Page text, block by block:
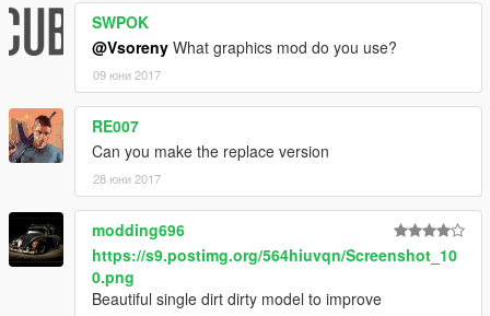
SWPOK
@Vsoreny What graphics mod do you use?
09 юни 2017
RE007
Can you make the replace version
28 юни 2017
modding696
https://s9.postimg.org/564hiuvqn/Screenshot_10
0.png
Beautiful single dirt dirty model to improve